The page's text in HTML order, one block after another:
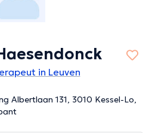
in Leuven
Albertlaan 131, 3010 Kessel-Lo,